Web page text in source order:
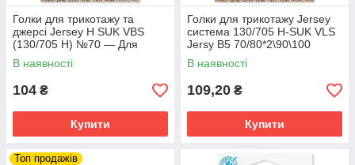
Голки для трикотажу та
джерсі Jersey H SUK VBS
(130/705 H) №70 — Для
побутових швейних машин
В наявності
104 ₴
Купити
Голки для трикотажу Jersey
система 130/705 H-SUK VLS
Jersy B5 70/80*2\90\100
В наявності
109,20 ₴
Купити
Топ продажів